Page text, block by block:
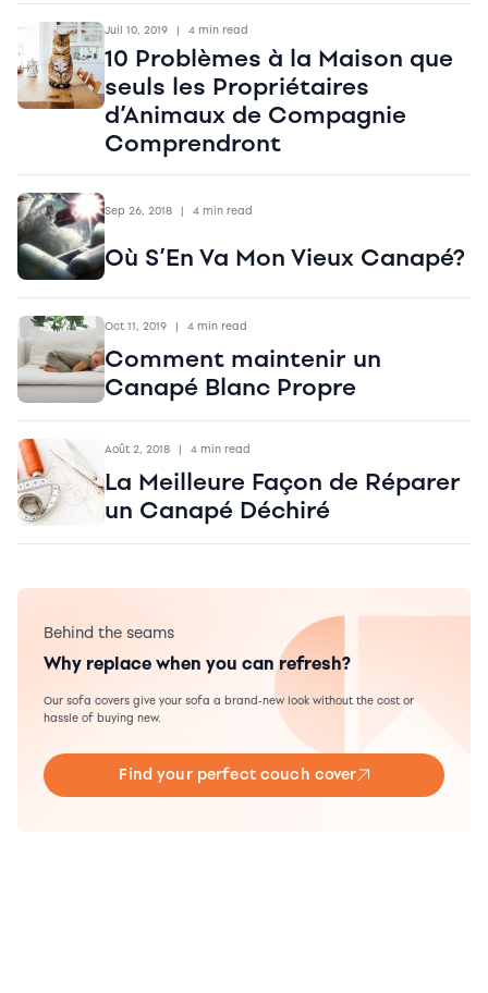
Juil 10, 2019 | 4 min read
10 Problèmes à la Maison que
seuls les Propriétaires
d’Animaux de Compagnie
Comprendront
Sep 26, 2018 | 4 min read
Où S’En Va Mon Vieux Canapé?
Oct 11, 2019 | 4 min read
Comment maintenir un
Canapé Blanc Propre
Août 2, 2018 | 4 min read
La Meilleure Façon de Réparer
un Canapé Déchiré
Behind the seams
Why replace when you can refresh?
Our sofa covers give your sofa a brand-new look without the cost or
hassle of buying new.
Find your perfect couch cover